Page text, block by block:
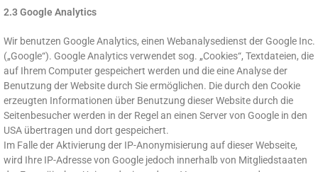
2.3 Google Analytics
Wir benutzen Google Analytics, einen Webanalysedienst der Google Inc.
(„Google“). Google Analytics verwendet sog. „Cookies“, Textdateien, die
auf Ihrem Computer gespeichert werden und die eine Analyse der
Benutzung der Website durch Sie ermöglichen. Die durch den Cookie
erzeugten Informationen über Benutzung dieser Website durch die
Seitenbesucher werden in der Regel an einen Server von Google in den
USA übertragen und dort gespeichert.
Im Falle der Aktivierung der IP-Anonymisierung auf dieser Webseite,
wird Ihre IP-Adresse von Google jedoch innerhalb von Mitgliedstaaten